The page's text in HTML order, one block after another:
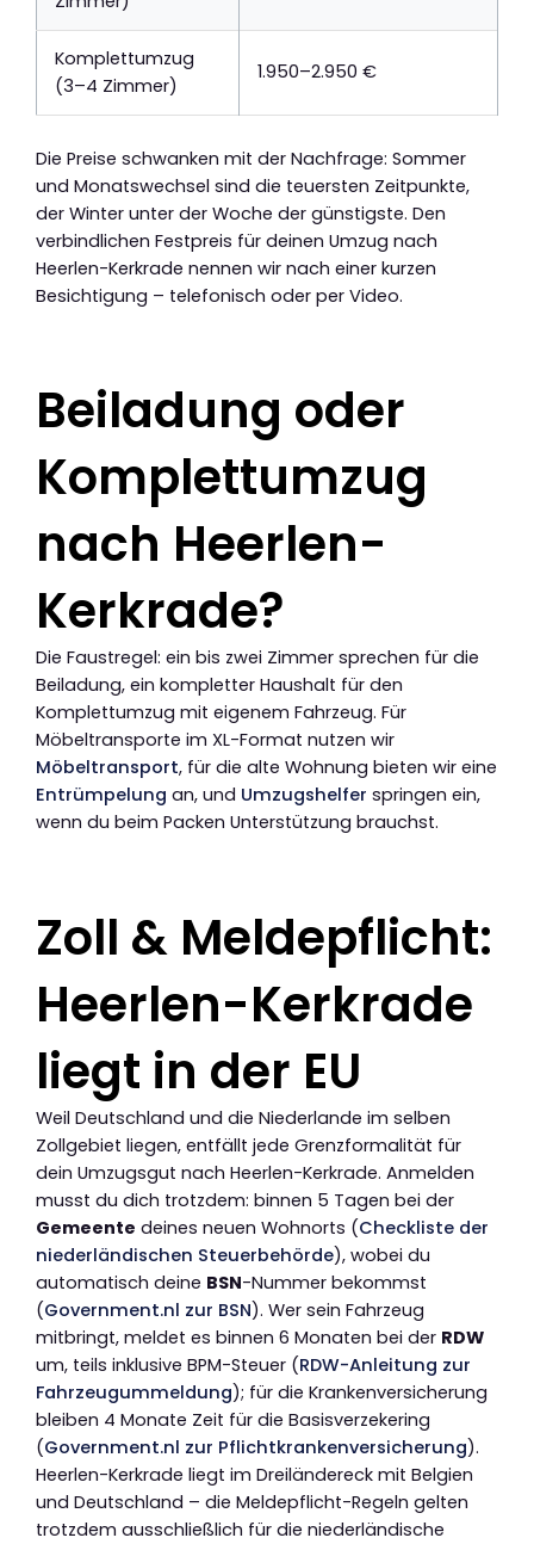
Komplettumzug
(3–4 Zimmer)
1.950–2.950 €
Die Preise schwanken mit der Nachfrage: Sommer
und Monatswechsel sind die teuersten Zeitpunkte,
der Winter unter der Woche der günstigste. Den
verbindlichen Festpreis für deinen Umzug nach
Heerlen-Kerkrade nennen wir nach einer kurzen
Besichtigung – telefonisch oder per Video.
Beiladung oder
Komplettumzug
nach Heerlen-
Kerkrade?
Die Faustregel: ein bis zwei Zimmer sprechen für die
Beiladung, ein kompletter Haushalt für den
Komplettumzug mit eigenem Fahrzeug. Für
Möbeltransporte im XL-Format nutzen wir
Möbeltransport, für die alte Wohnung bieten wir eine
Entrümpelung an, und Umzugshelfer springen ein,
wenn du beim Packen Unterstützung brauchst.
Zoll & Meldepflicht:
Heerlen-Kerkrade
liegt in der EU
Weil Deutschland und die Niederlande im selben
Zollgebiet liegen, entfällt jede Grenzformalität für
dein Umzugsgut nach Heerlen-Kerkrade. Anmelden
musst du dich trotzdem: binnen 5 Tagen bei der
Gemeente deines neuen Wohnorts (Checkliste der
niederländischen Steuerbehörde), wobei du
automatisch deine BSN-Nummer bekommst
(Government.nl zur BSN). Wer sein Fahrzeug
mitbringt, meldet es binnen 6 Monaten bei der RDW
um, teils inklusive BPM-Steuer (RDW-Anleitung zur
Fahrzeugummeldung); für die Krankenversicherung
bleiben 4 Monate Zeit für die Basisverzekering
(Government.nl zur Pflichtkrankenversicherung).
Heerlen-Kerkrade liegt im Dreiländereck mit Belgien
und Deutschland – die Meldepflicht-Regeln gelten
trotzdem ausschließlich für die niederländische